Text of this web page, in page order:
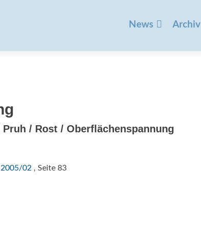
springen
News Archiv
/ Rost / Oberflächenspannung
02 , Seite 83